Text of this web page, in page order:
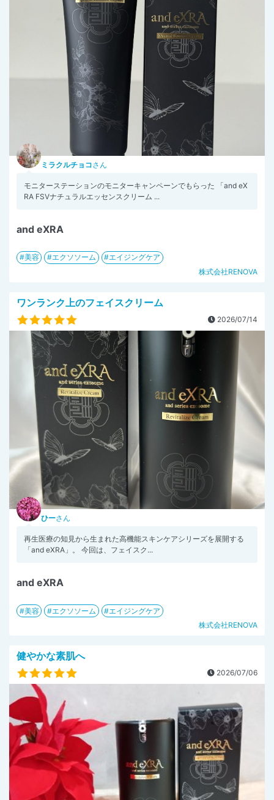
ミラクルチョコさん
モニターステーションのモニターキャンペーンでもらった 「and eX
RA FSVナチュラルエッセンスクリーム ...
and eXRA
美容 エクソソーム
エイジングケア
株式会社RENOVA
ワンランク上のフェイスクリーム
2026/07/14
ひーさん
再生医療の知見から生まれた高機能スキンケアシリーズを展開する
「and eXRA」。 今回は、フェイスク...
and eXRA
美容 エクソソーム
エイジングケア
株式会社RENOVA
健やかな素肌へ
2026/07/06